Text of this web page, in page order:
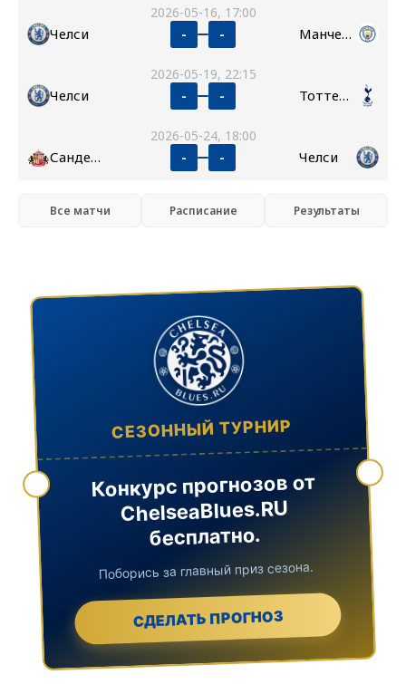
2026-05-16, 17:00
Челси - - Манчестер Сити
2026-05-19, 22:15
Челси - - Тоттенхэм
2026-05-24, 18:00
Сандерленд - - Челси
Все матчи Расписание Результаты
СЕЗОННЫЙ ТУРНИР
Конкурс прогнозов от
ChelseaBlues.RU
бесплатно.
Поборись за главный приз сезона.
СДЕЛАТЬ ПРОГНОЗ